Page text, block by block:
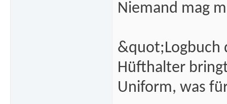
Niemand mag
&quot;Logbuch
Hüfthalter
Uniform, was